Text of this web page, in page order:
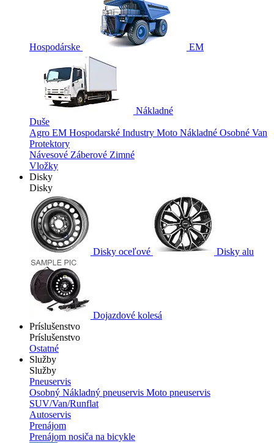
Hospodárske EM
Nákladné
Duše
Agro EM Hospodarské Industry Moto Nákladné Osobné Van
Protektory
Návesové Záberové Zimné
Vložky
Disky
Disky
Disky oceľové Disky alu
Dojazdové kolesá
Príslušenstvo
Príslušenstvo
Ostatné
Služby
Služby
Pneuservis
Osobný Nákladný pneuservis Moto pneuservis
SUV/Van/Runflat
Autoservis
Prenájom
Prenájom nosiča na bicykle